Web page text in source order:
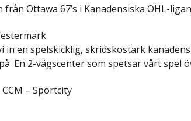
Ottawa 67’s i Kanadensiska OHL-
in en spelskicklig, skridskostark
En 2-vägscenter som spetsar vårt spel
– Sportcity